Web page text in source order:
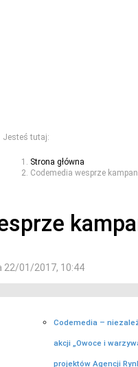
Jesteś tutaj:
Strona główna
Codemedia wesprze
22/01/2017, 10:44
Codemedia –
akcji „Owoce i
projektów Agencji